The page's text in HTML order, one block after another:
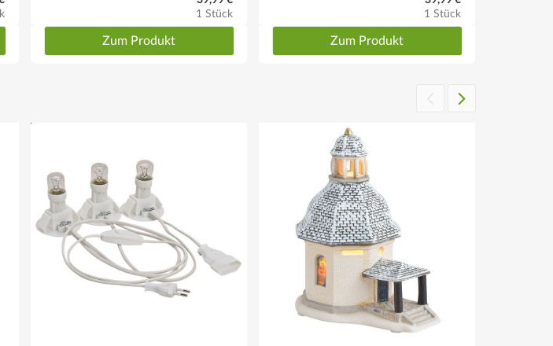
1 Stück
Zum Produkt
1 Stück
Zum Produkt